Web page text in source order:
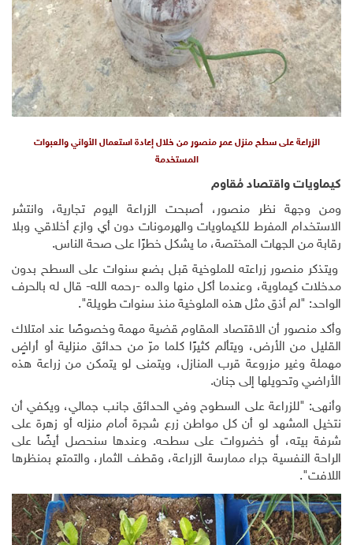
الزراعة على سطح منزل عمر منصور من خلال إعادة استعمال الأواني والعبوات
المستخدمة
كيماويات واقتصاد مُقاوم
ومن وجهة نظر منصور، أصبحت الزراعة اليوم تجارية، وانتشر
الاستخدام المفرط للكيماويات والهرمونات دون أي وازع أخلاقي وبلا
رقابة من الجهات المختصة، ما يشكل خطرًا على صحة الناس.
ويتذكر منصور زراعته للملوخية قبل بضع سنوات على السطح بدون
مدخلات كيماوية، وعندما أكل منها والده -رحمه الله- قال له بالحرف
الواحد: "لم أذق مثل هذه الملوخية منذ سنوات طويلة".
وأكد منصور أن الاقتصاد المقاوم قضية مهمة وخصوصًا عند امتلاك
القليل من الأرض، ويتألم كثيرًا كلما مرّ من حدائق منزلية أو أراضٍ
مهملة وغير مزروعة قرب المنازل، ويتمنى لو يتمكن من زراعة هذه
الأراضي وتحويلها إلى جنان.
وأنهى: "للزراعة على السطوح وفي الحدائق جانب جمالي، ويكفي أن
نتخيل المشهد لو أن كل مواطن زرع شجرة أمام منزله أو زهرة على
شرفة بيته، أو خضروات على سطحه. وعندها سنحصل أيضًا على
الراحة النفسية جراء ممارسة الزراعة، وقطف الثمار، والتمتع بمنظرها
اللافت".